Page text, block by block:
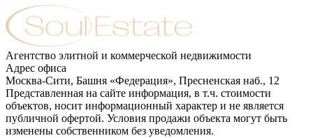
Агентство элитной и коммерческой недвижимости
Адрес офиса
Москва-Сити, Башня «Федерация», Пресненская наб., 12
Представленная на сайте информация, в т.ч. стоимости
объектов, носит информационный характер и не является
публичной офертой. Условия продажи объекта могут быть
изменены собственником без уведомления.